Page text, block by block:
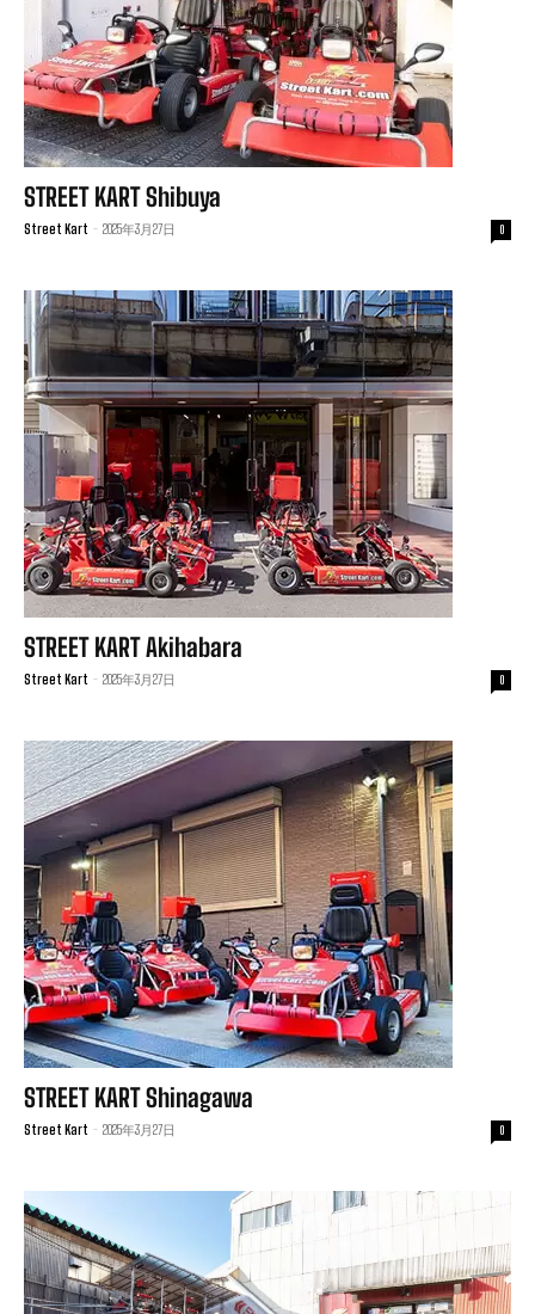
STREET KART Shibuya
Street Kart - 2025年3月27日 0
STREET KART Akihabara
Street Kart - 2025年3月27日 0
STREET KART Shinagawa
Street Kart - 2025年3月27日 0